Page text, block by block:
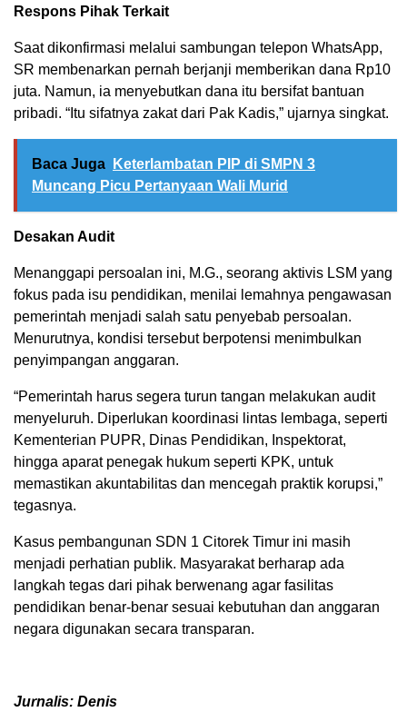
Respons Pihak Terkait
Saat dikonfirmasi melalui sambungan telepon WhatsApp,
SR membenarkan pernah berjanji memberikan dana Rp10
juta. Namun, ia menyebutkan dana itu bersifat bantuan
pribadi. “Itu sifatnya zakat dari Pak Kadis,” ujarnya singkat.
Baca Juga
Keterlambatan PIP di SMPN 3
Muncang Picu Pertanyaan Wali Murid
Desakan Audit
Menanggapi persoalan ini, M.G., seorang aktivis LSM yang
fokus pada isu pendidikan, menilai lemahnya pengawasan
pemerintah menjadi salah satu penyebab persoalan.
Menurutnya, kondisi tersebut berpotensi menimbulkan
penyimpangan anggaran.
“Pemerintah harus segera turun tangan melakukan audit
menyeluruh. Diperlukan koordinasi lintas lembaga, seperti
Kementerian PUPR, Dinas Pendidikan, Inspektorat,
hingga aparat penegak hukum seperti KPK, untuk
memastikan akuntabilitas dan mencegah praktik korupsi,”
tegasnya.
Kasus pembangunan SDN 1 Citorek Timur ini masih
menjadi perhatian publik. Masyarakat berharap ada
langkah tegas dari pihak berwenang agar fasilitas
pendidikan benar-benar sesuai kebutuhan dan anggaran
negara digunakan secara transparan.
Jurnalis: Denis